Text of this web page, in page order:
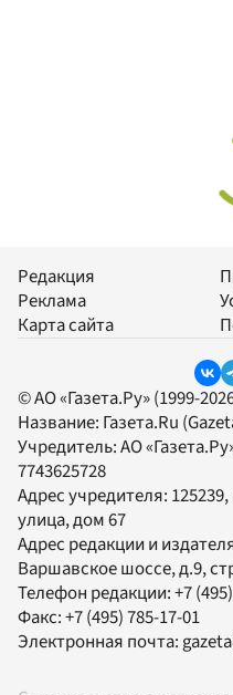
Редакция
Реклама
Карта сайта
© АО «Газета.Ру» (1999-
Название: Газета.Ru
Учредитель:АО
7743625728
Адрес учредителя:
улица, дом 67
Адрес редакции и
Варшавское шоссе, д.9,
Телефон редакции:+7
Факс:+7 (495) 785-17-01
Электронная почта: